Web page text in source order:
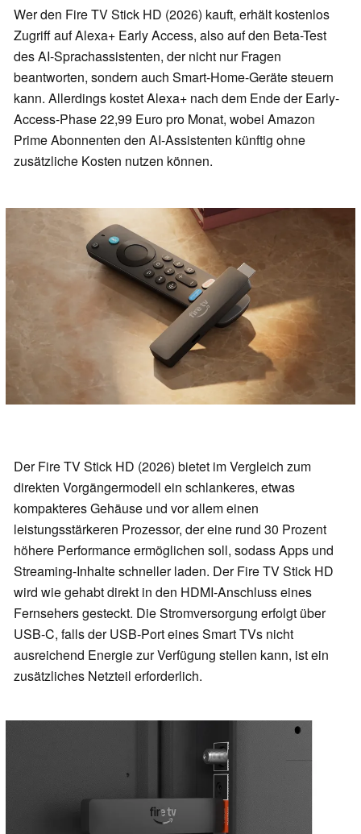
Wer den Fire TV Stick HD (2026) kauft, erhält kostenlos
Zugriff auf Alexa+ Early Access, also auf den Beta-Test
des AI-Sprachassistenten, der nicht nur Fragen
beantworten, sondern auch Smart-Home-Geräte steuern
kann. Allerdings kostet Alexa+ nach dem Ende der Early-
Access-Phase 22,99 Euro pro Monat, wobei Amazon
Prime Abonnenten den AI-Assistenten künftig ohne
zusätzliche Kosten nutzen können.
Der Fire TV Stick HD (2026) bietet im Vergleich zum
direkten Vorgängermodell ein schlankeres, etwas
kompakteres Gehäuse und vor allem einen
leistungsstärkeren Prozessor, der eine rund 30 Prozent
höhere Performance ermöglichen soll, sodass Apps und
Streaming-Inhalte schneller laden. Der Fire TV Stick HD
wird wie gehabt direkt in den HDMI-Anschluss eines
Fernsehers gesteckt. Die Stromversorgung erfolgt über
USB-C, falls der USB-Port eines Smart TVs nicht
ausreichend Energie zur Verfügung stellen kann, ist ein
zusätzliches Netzteil erforderlich.